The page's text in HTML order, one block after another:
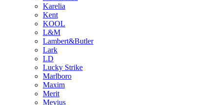
Karelia
Kent
KOOL
L&M
Lambert&Butler
Lark
LD
Lucky Strike
Marlboro
Maxim
Merit
Mevius